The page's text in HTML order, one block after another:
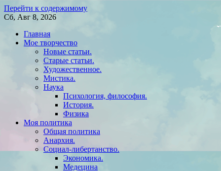
Перейти к содержимому
Сб, Авг 8, 2026
Главная
Мое творчество
Новые статьи.
Старые статьи.
Художественное.
Мистика.
Наука
Психология, философия.
История.
Физика
Моя политика
Общая политика
Анархия.
Социал-либертанство.
Экономика.
Медецина